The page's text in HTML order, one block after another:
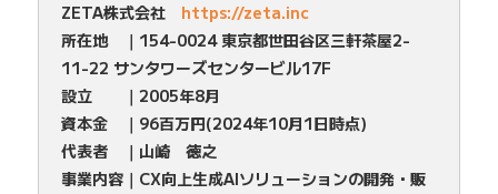
ZETA株式会社 https://zeta.inc
所在地 ｜154-0024 東京都世田谷区三軒茶屋2-
11-22 サンタワーズセンタービル17F
設立 ｜2005年8月
資本金 ｜96百万円(2024年10月1日時点)
代表者 ｜山崎 徳之
事業内容｜CX向上生成AIソリューションの開発・販